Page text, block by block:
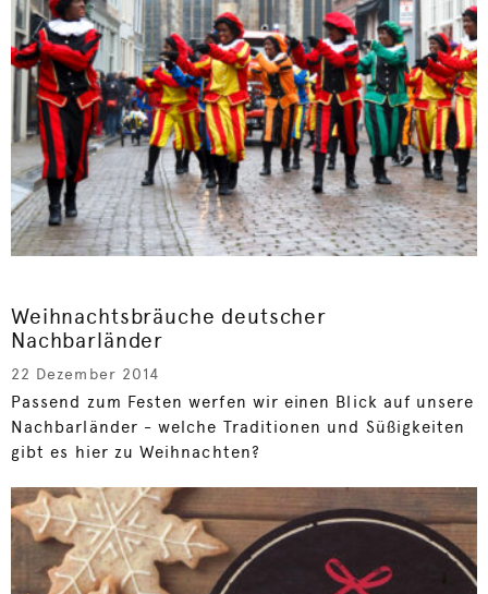
Weihnachtsbräuche deutscher
Nachbarländer
22 Dezember 2014
Passend zum Festen werfen wir einen Blick auf unsere
Nachbarländer - welche Traditionen und Süßigkeiten
gibt es hier zu Weihnachten?